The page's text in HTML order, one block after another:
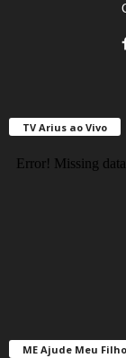
TV Arius ao Vivo
ME Ajude Meu Filho